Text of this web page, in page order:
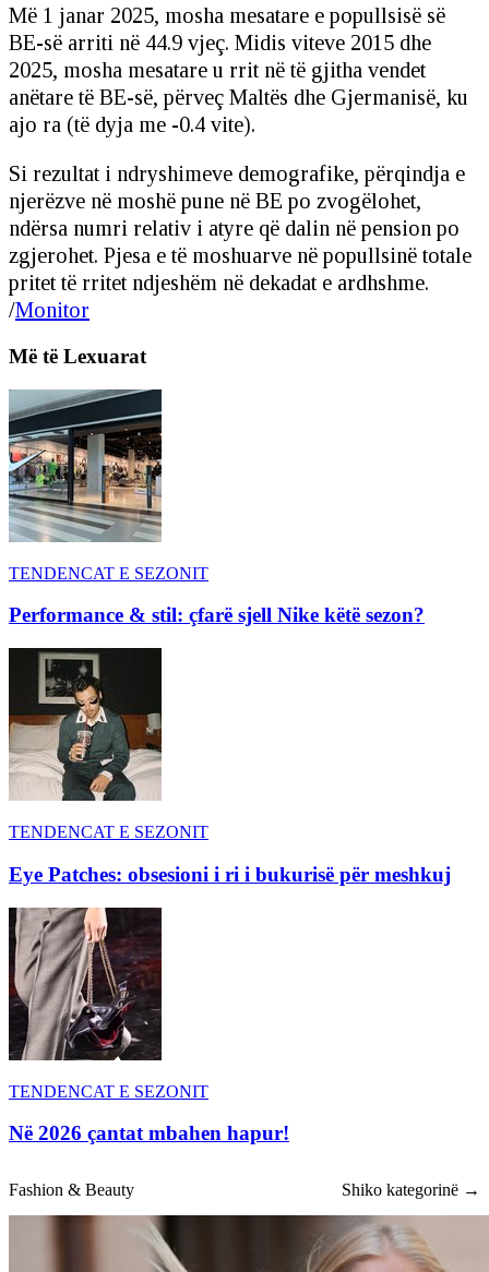
Më 1 janar 2025, mosha mesatare e popullsisë së
BE-së arriti në 44.9 vjeç. Midis viteve 2015 dhe
2025, mosha mesatare u rrit në të gjitha vendet
anëtare të BE-së, përveç Maltës dhe Gjermanisë, ku
ajo ra (të dyja me -0.4 vite).
Si rezultat i ndryshimeve demografike, përqindja e
njerëzve në moshë pune në BE po zvogëlohet,
ndërsa numri relativ i atyre që dalin në pension po
zgjerohet. Pjesa e të moshuarve në popullsinë totale
pritet të rritet ndjeshëm në dekadat e ardhshme.
/Monitor
Më të Lexuarat
TENDENCAT E SEZONIT
Performance & stil: çfarë sjell Nike këtë sezon?
TENDENCAT E SEZONIT
Eye Patches: obsesioni i ri i bukurisë për meshkuj
TENDENCAT E SEZONIT
Në 2026 çantat mbahen hapur!
Fashion & Beauty Shiko kategorinë →